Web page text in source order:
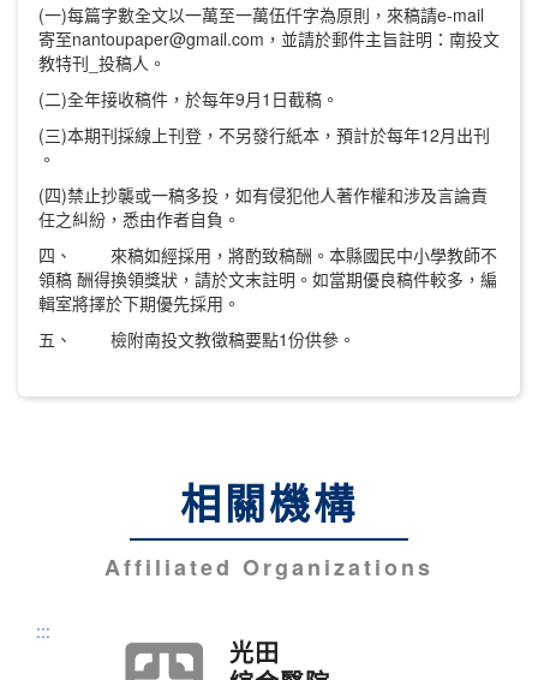
(一)每篇字數全文以一萬至一萬伍仟字為原則，來稿請e-mail
寄至nantoupaper@gmail.com，並請於郵件主旨註明：南投文
教特刊_投稿人。
(二)全年接收稿件，於每年9月1日截稿。
(三)本期刊採線上刊登，不另發行紙本，預計於每年12月出刊
。
(四)禁止抄襲或一稿多投，如有侵犯他人著作權和涉及言論責
任之糾紛，悉由作者自負。
四、 來稿如經採用，將酌致稿酬。本縣國民中小學教師不
領稿 酬得換領獎狀，請於文末註明。如當期優良稿件較多，編
輯室將擇於下期優先採用。
五、 檢附南投文教徵稿要點1份供參。
相關機構
Affiliated Organizations
:::
光田